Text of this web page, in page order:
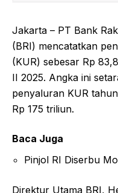
Jakarta – PT Bank
(BRI) mencatatkan
(KUR) sebesar Rp
II 2025. Angka ini
penyaluran KUR
Rp 175 triliun.
Baca Juga
Pinjol RI Diserbu
Direktur Utama BRI,